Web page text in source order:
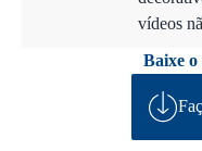
vídeos
Baixe